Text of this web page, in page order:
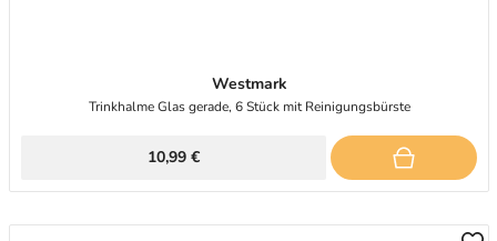
Westmark
Trinkhalme Glas gerade, 6 Stück mit Reinigungsbürste
10,99 €